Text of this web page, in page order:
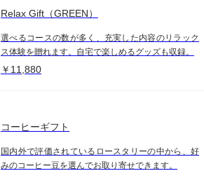
Relax Gift（GREEN）
選べるコースの数が多く、充実した内容のリラック
ス体験を贈れます。自宅で楽しめるグッズも収録。
￥11,880
コーヒーギフト
国内外で評価されているロースタリーの中から、好
みのコーヒー豆を選んでお取り寄せできます。